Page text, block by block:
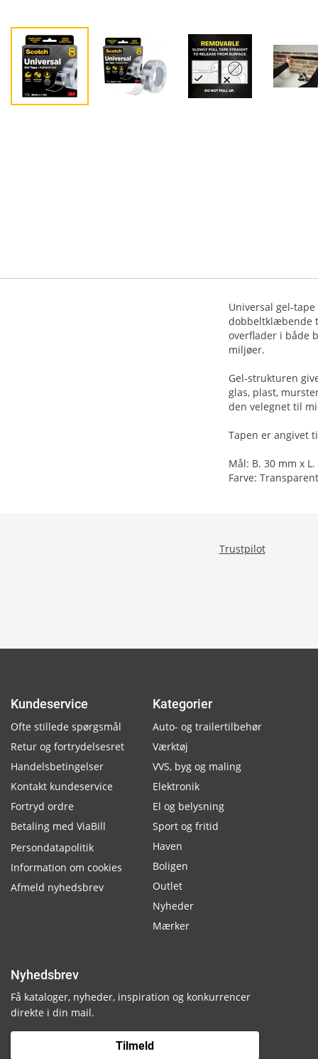
Universal gel-
dobbeltklæbende
overflader i både
miljøer.
Gel-strukturen
glas, plast,
den velegnet til
Tapen er angivet
Mål: B. 30 mm x L.
Farve: Transparent
Trustpilot
Kundeservice
Ofte stillede spørgsmål
Retur og fortrydelsesret
Handelsbetingelser
Kontakt kundeservice
Fortryd ordre
Betaling med ViaBill
Persondatapolitik
Information om cookies
Afmeld nyhedsbrev
Kategorier
Auto- og trailertilbehør
Værktøj
VVS, byg og maling
Elektronik
El og belysning
Sport og fritid
Haven
Boligen
Outlet
Nyheder
Mærker
Nyhedsbrev
Få kataloger, nyheder, inspiration og konkurrencer
direkte i din mail.
Tilmeld